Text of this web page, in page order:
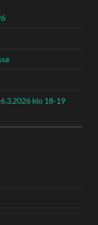
klo 18-19